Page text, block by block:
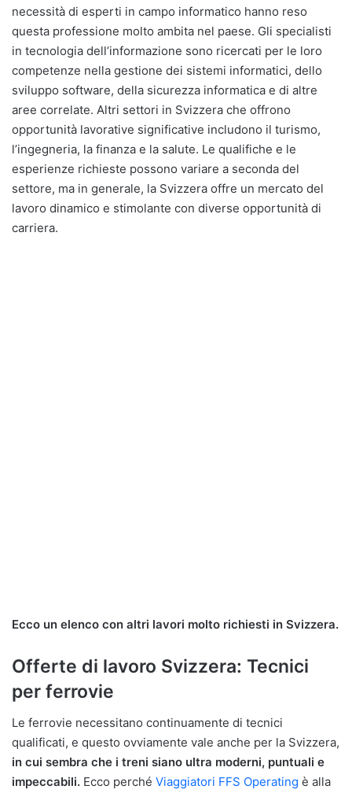
necessità di esperti in campo informatico hanno reso
questa professione molto ambita nel paese. Gli specialisti
in tecnologia dell’informazione sono ricercati per le loro
competenze nella gestione dei sistemi informatici, dello
sviluppo software, della sicurezza informatica e di altre
aree correlate. Altri settori in Svizzera che offrono
opportunità lavorative significative includono il turismo,
l’ingegneria, la finanza e la salute. Le qualifiche e le
esperienze richieste possono variare a seconda del
settore, ma in generale, la Svizzera offre un mercato del
lavoro dinamico e stimolante con diverse opportunità di
carriera.
Ecco un elenco con altri lavori molto richiesti in Svizzera.
Offerte di lavoro Svizzera: Tecnici
per ferrovie
Le ferrovie necessitano continuamente di tecnici
qualificati, e questo ovviamente vale anche per la Svizzera,
in cui sembra che i treni siano ultra moderni, puntuali e
impeccabili. Ecco perché Viaggiatori FFS Operating è alla